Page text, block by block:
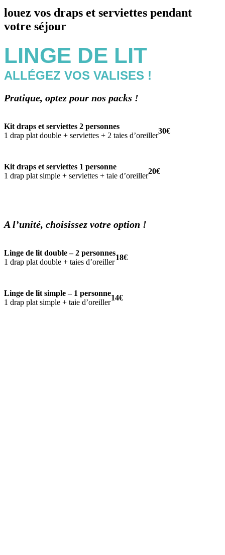
louez vos draps et serviettes pendant
votre séjour
LINGE DE LIT
ALLÉGEZ VOS VALISES !
Pratique, optez pour nos packs !
Kit draps et serviettes 2 personnes
1 drap plat double + serviettes + 2 taies d’oreiller
30€
Kit draps et serviettes 1 personne
1 drap plat simple + serviettes + taie d’oreiller
20€
A l’unité, choisissez votre option !
Linge de lit double – 2 personnes
1 drap plat double + taies d’oreiller
18€
Linge de lit simple – 1 personne
1 drap plat simple + taie d’oreiller
14€